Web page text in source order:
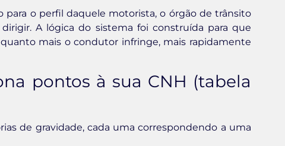
o perfil daquele motorista, o órgão de trânsito
A lógica do sistema foi construída para que
mais o condutor infringe, mais rapidamente
pontos à sua CNH (tabela
de gravidade, cada uma correspondendo a uma